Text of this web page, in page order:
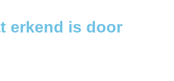
erkend is door